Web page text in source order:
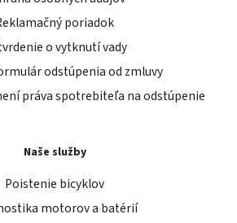
poriadok
o vytknutí vady
odstúpenia od zmluvy
práva spotrebiteľa na odstúpenie
Naše služby
Poistenie bicyklov
motorov a batérií